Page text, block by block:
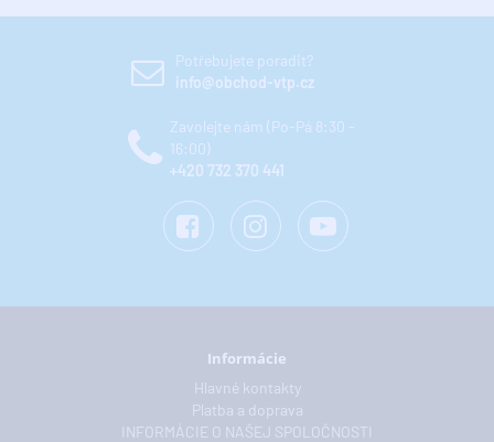
Potřebujete poradit?
info@obchod-vtp.cz
Zavolejte nám (Po-Pá 8:30 -
16:00)
+420 732 370 441
Informácie
Hlavné kontakty
Platba a doprava
INFORMÁCIE O NAŠEJ SPOLOČNOSTI